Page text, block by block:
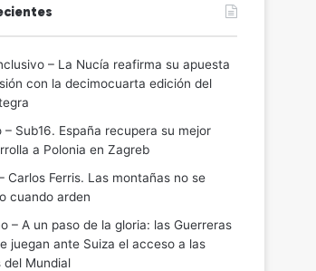
– La Nucía reafirma su apuesta
con la decimocuarta edición del
– Sub16. España recupera su mejor
a Polonia en Zagreb
Carlos Ferris. Las montañas no se
cuando arden
– A un paso de la gloria: las Guerreras
juegan ante Suiza el acceso a las
del Mundial